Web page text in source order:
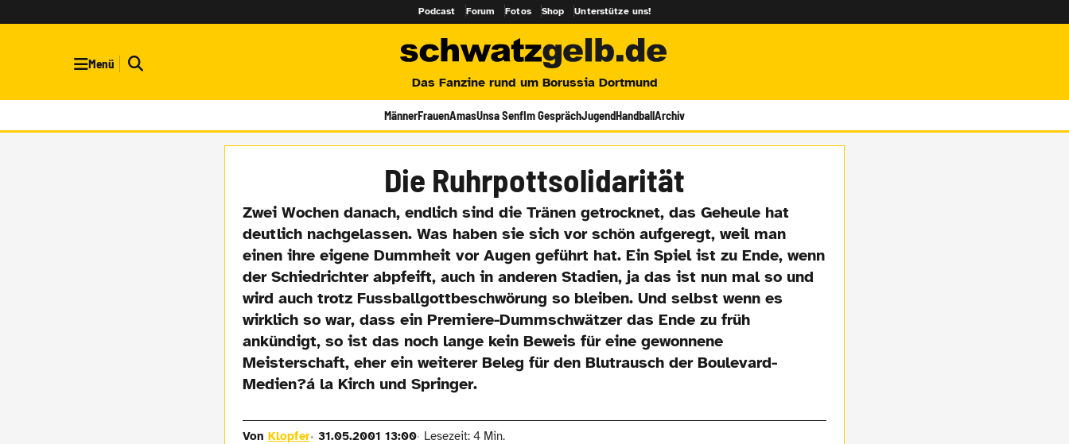
Podcast Forum Fotos Shop Unterstütze uns!
Menü
Das Fanzine rund um Borussia Dortmund
MännerFrauenAmasUnsa SenfIm GesprächJugendHandballArchiv
Die Ruhrpottsolidarität
Zwei Wochen danach, endlich sind die Tränen getrocknet, das Geheule hat
deutlich nachgelassen. Was haben sie sich vor schön aufgeregt, weil man
einen ihre eigene Dummheit vor Augen geführt hat. Ein Spiel ist zu Ende, wenn
der Schiedrichter abpfeift, auch in anderen Stadien, ja das ist nun mal so und
wird auch trotz Fussballgottbeschwörung so bleiben. Und selbst wenn es
wirklich so war, dass ein Premiere-Dummschwätzer das Ende zu früh
ankündigt, so ist das noch lange kein Beweis für eine gewonnene
Meisterschaft, eher ein weiterer Beleg für den Blutrausch der Boulevard-
Medien?á la Kirch und Springer.
Von Klopfer 31.05.2001 13:00 Lesezeit: 4 Min.